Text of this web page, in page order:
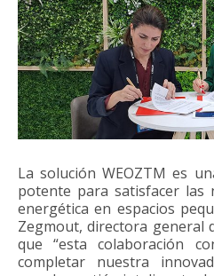
La solución WEOZTM es
potente para satisfacer las
energética en espacios
Zegmout, directora general
que “esta colaboración
completar nuestra